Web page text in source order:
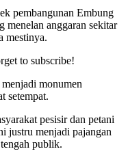
pembangunan Embung
menelan anggaran sekitar
mestinya.
to subscribe!
monumen
setempat.
pesisir dan petani
justru menjadi pajangan
publik.